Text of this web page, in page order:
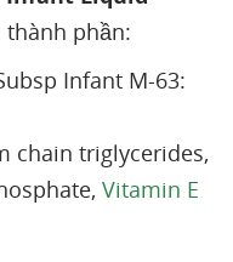
thành phần:
Infant M-63:
chain triglycerides,
Vitamin E